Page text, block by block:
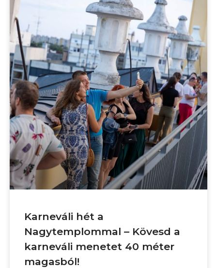
Karneváli hét a
Nagytemplommal – Kövesd a
karneváli menetet 40 méter
magasból!